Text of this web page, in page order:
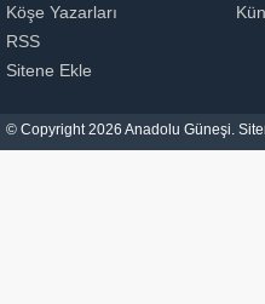
Köşe Yazarları
RSS
Sitene Ekle
© Copyright 2026 Anadolu Güneşi.